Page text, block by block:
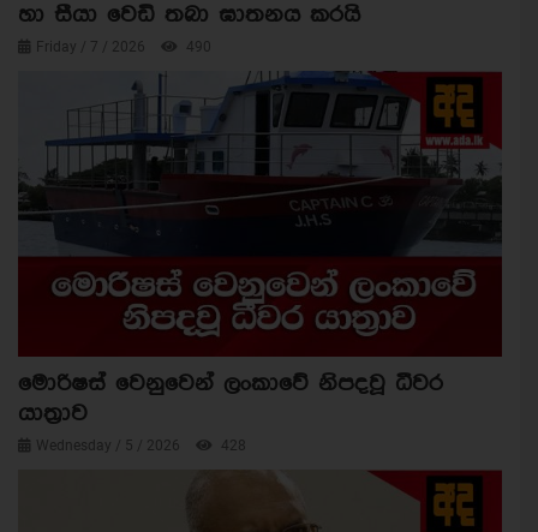
හා සීයා වෙඩි තබා ඝාතනය කරයි
Friday / 7 / 2026 490
මොරිෂස් වෙනුවෙන් ලංකාවේ නිපදවූ ධීවර
යාත්‍රාව
Wednesday / 5 / 2026 428